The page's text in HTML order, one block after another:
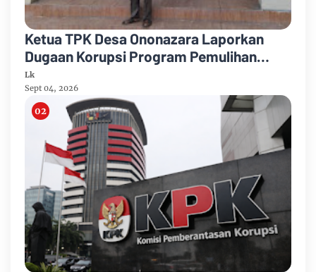
Ketua TPK Desa Ononazara Laporkan
Dugaan Korupsi Program Pemulihan
Ekonomi TA 2024 ke Polres Nias
Lk
Sept 04, 2026